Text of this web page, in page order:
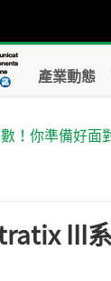
產業動態
！你準備好面
III